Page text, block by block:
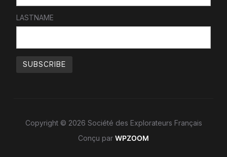
LASTNAME
Copyright © 2026 Société des Explorateurs Français
Conçu par WPZOOM